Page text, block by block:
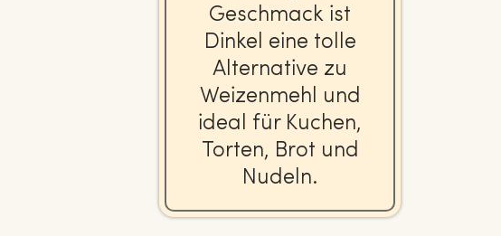
Geschmack ist
Dinkel eine tolle
Al­ter­na­ti­ve zu
Wei­zen­mehl und
ideal für Kuchen,
Torten, Brot und
Nudeln.